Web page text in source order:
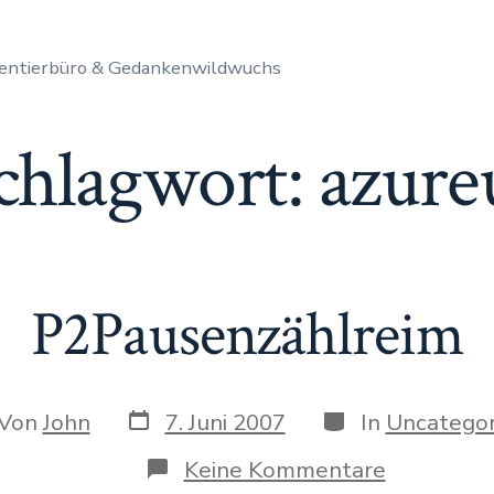
& Gedankenwildwuchs
P2Pausenzählreim
John Datum
des
Beitrags
7. Juni 2007 Kategorien
In
Keine Kommentarezu